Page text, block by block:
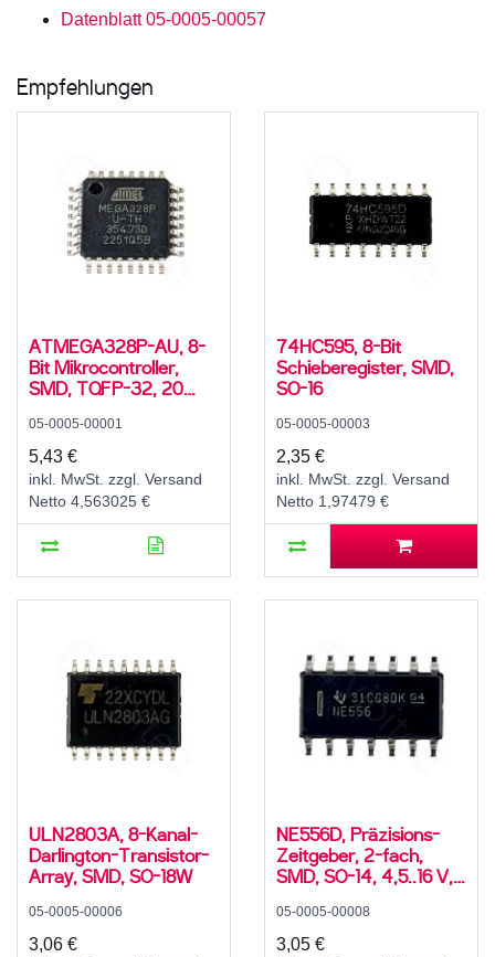
Datenblatt 05-0005-00057
Empfehlungen
ATMEGA328P-AU, 8-
Bit Mikrocontroller,
SMD, TQFP-32, 20
05-0005-00001
5,43 €
inkl. MwSt. zzgl. Versand
Netto 4,563025 €
74HC595, 8-Bit
Schieberegister, SMD,
SO-16
05-0005-00003
2,35 €
inkl. MwSt. zzgl. Versand
Netto 1,97479 €
ULN2803A, 8-Kanal-
Darlington-Transistor-
Array, SMD, SO-18W
05-0005-00006
3,06 €
NE556D, Präzisions-
Zeitgeber, 2-fach,
SMD, SO-14, 4,5..16 V,
05-0005-00008
3,05 €